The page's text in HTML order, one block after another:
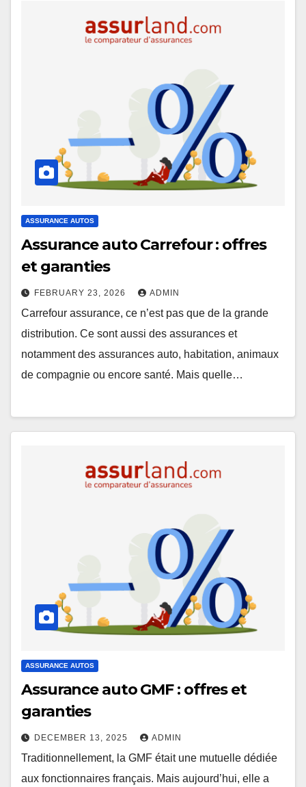
ASSURANCE AUTOS
Assurance auto Carrefour : offres
et garanties
FEBRUARY 23, 2026 ADMIN
Carrefour assurance, ce n’est pas que de la grande
distribution. Ce sont aussi des assurances et
notamment des assurances auto, habitation, animaux
de compagnie ou encore santé. Mais quelle…
ASSURANCE AUTOS
Assurance auto GMF : offres et
garanties
DECEMBER 13, 2025 ADMIN
Traditionnellement, la GMF était une mutuelle dédiée
aux fonctionnaires français. Mais aujourd’hui, elle a